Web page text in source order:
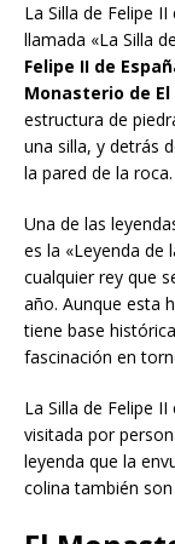
La Silla de Felipe
llamada «La Silla
Felipe II de
Monasterio de El
estructura de
una silla, y detrás
la pared de la roca.
Una de las
es la «Leyenda de
cualquier rey que
año. Aunque esta
tiene base
fascinación en
La Silla de Felipe
visitada por
leyenda que la
colina también